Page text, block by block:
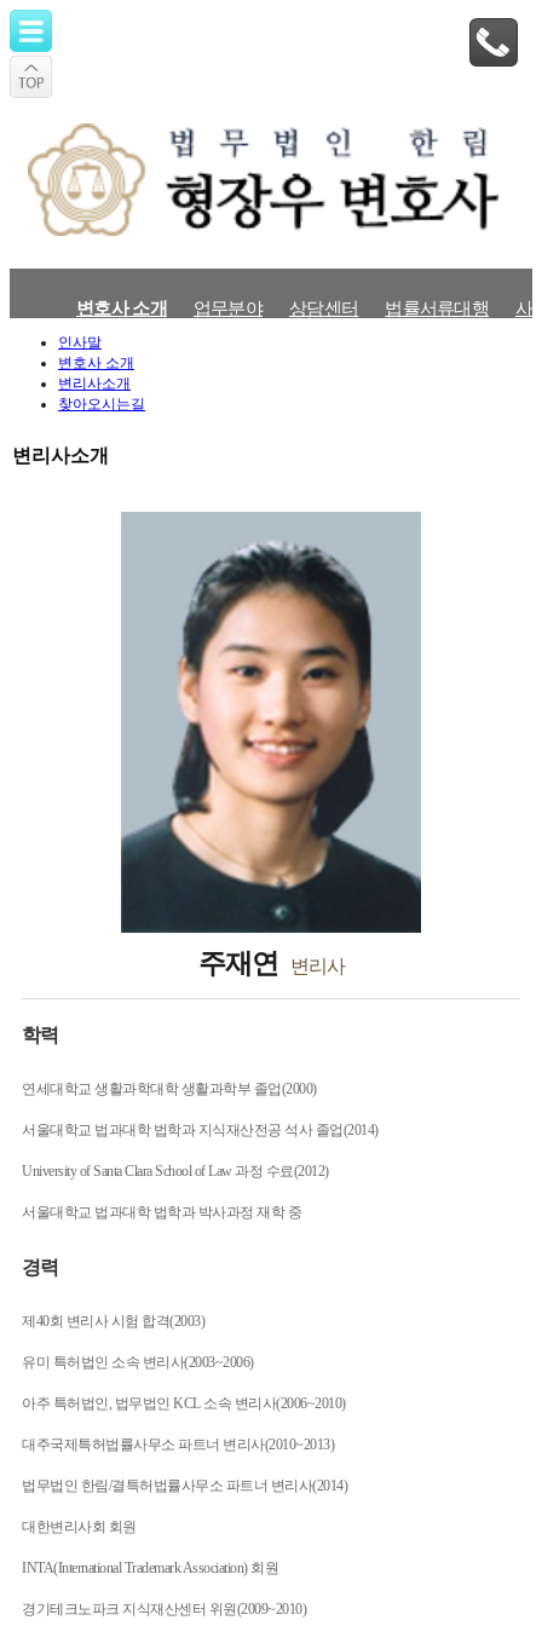
변호사 소개 업무분야 상담센터 법률서류대행 사
인사말
변호사 소개
변리사소개
찾아오시는길
변리사소개
주재연 변리사
학력
연세대학교 생활과학대학 생활과학부 졸업(2000)
서울대학교 법과대학 법학과 지식재산전공 석사 졸업(2014)
University of Santa Clara School of Law 과정 수료(2012)
서울대학교 법과대학 법학과 박사과정 재학 중
경력
제40회 변리사 시험 합격(2003)
유미 특허법인 소속 변리사(2003~2006)
아주 특허법인, 법무법인 KCL 소속 변리사(2006~2010)
대주국제특허법률사무소 파트너 변리사(2010~2013)
법무법인 한림/결특허법률사무소 파트너 변리사(2014)
대한변리사회 회원
INTA(International Trademark Association) 회원
경기테크노파크 지식재산센터 위원(2009~2010)